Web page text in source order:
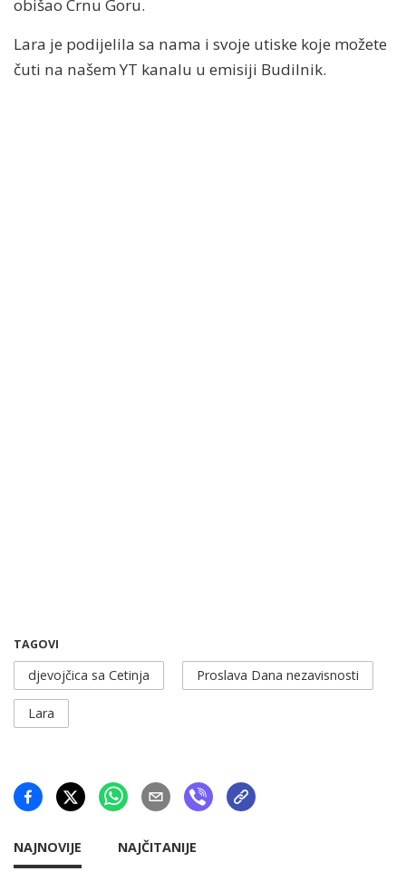
obišao Crnu Goru.
Lara je podijelila sa nama i svoje utiske koje možete
čuti na našem YT kanalu u emisiji Budilnik.
TAGOVI
djevojčica sa Cetinja Proslava Dana nezavisnosti
Lara
NAJNOVIJE NAJČITANIJE